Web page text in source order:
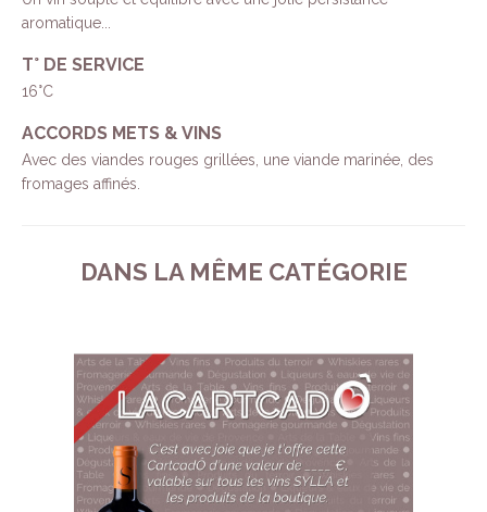
aromatique...
T° DE SERVICE
16°C
ACCORDS METS & VINS
Avec des viandes rouges grillées, une viande marinée, des
fromages affinés.
DANS LA MÊME CATÉGORIE